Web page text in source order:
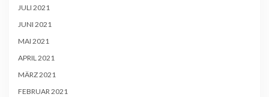
JULI 2021
JUNI 2021
MAI 2021
APRIL 2021
MÄRZ 2021
FEBRUAR 2021